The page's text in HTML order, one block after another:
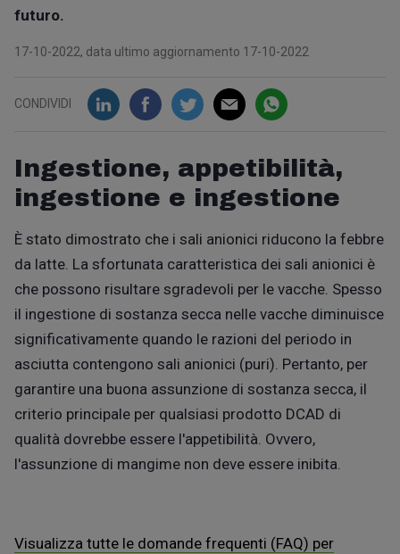
futuro.
17-10-2022, data ultimo aggiornamento 17-10-2022
CONDIVIDI
Ingestione, appetibilità,
ingestione e ingestione
È stato dimostrato che i sali anionici riducono la febbre
da latte. La sfortunata caratteristica dei sali anionici è
che possono risultare sgradevoli per le vacche. Spesso
il ingestione di sostanza secca nelle vacche diminuisce
significativamente quando le razioni del periodo in
asciutta contengono sali anionici (puri). Pertanto, per
garantire una buona assunzione di sostanza secca, il
criterio principale per qualsiasi prodotto DCAD di
qualità dovrebbe essere l'appetibilità. Ovvero,
l'assunzione di mangime non deve essere inibita.
Visualizza tutte le domande frequenti (FAQ) per